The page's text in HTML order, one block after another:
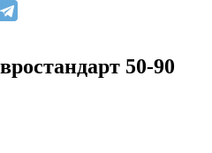
50-90